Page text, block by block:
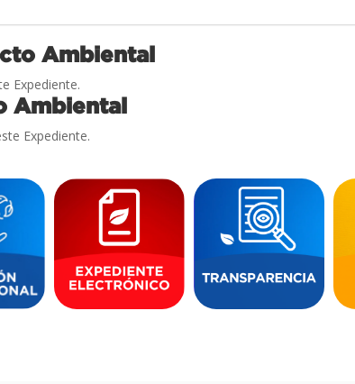
Ambiental
Expediente.
Ambiental
Expediente.